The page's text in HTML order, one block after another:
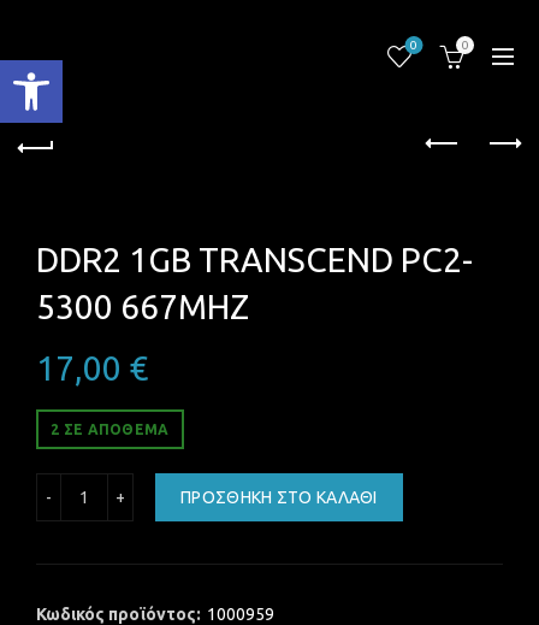
Ανοίξτε τη γραμμή εργαλείων
0 0
DDR2 1GB TRANSCEND PC2-
5300 667MHZ
17,00 €
2 ΣΕ ΑΠΌΘΕΜΑ
ΠΡΟΣΘΉΚΗ ΣΤΟ ΚΑΛΆΘΙ
Κωδικός προϊόντος: 1000959